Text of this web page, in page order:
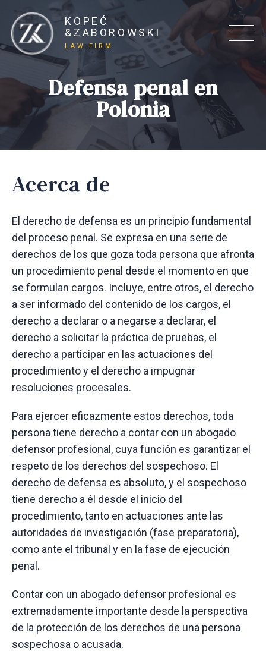
KOPEĆ
&ZABOROWSKI
LAW FIRM
Defensa penal en
Polonia
Acerca de
El derecho de defensa es un principio fundamental
del proceso penal. Se expresa en una serie de
derechos de los que goza toda persona que afronta
un procedimiento penal desde el momento en que
se formulan cargos. Incluye, entre otros, el derecho
a ser informado del contenido de los cargos, el
derecho a declarar o a negarse a declarar, el
derecho a solicitar la práctica de pruebas, el
derecho a participar en las actuaciones del
procedimiento y el derecho a impugnar
resoluciones procesales.
Para ejercer eficazmente estos derechos, toda
persona tiene derecho a contar con un abogado
defensor profesional, cuya función es garantizar el
respeto de los derechos del sospechoso. El
derecho de defensa es absoluto, y el sospechoso
tiene derecho a él desde el inicio del
procedimiento, tanto en actuaciones ante las
autoridades de investigación (fase preparatoria),
como ante el tribunal y en la fase de ejecución
penal.
Contar con un abogado defensor profesional es
extremadamente importante desde la perspectiva
de la protección de los derechos de una persona
sospechosa o acusada.